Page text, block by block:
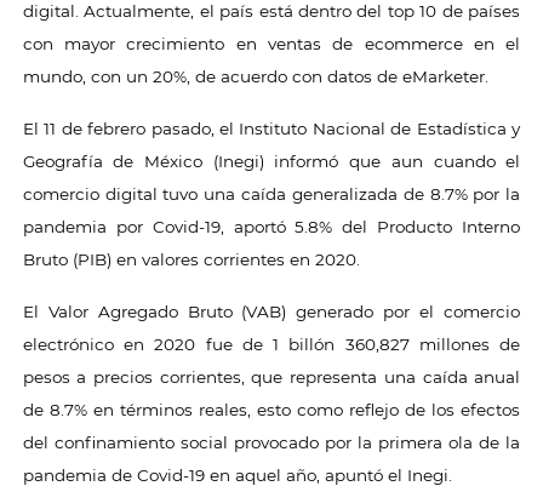
digital. Actualmente, el país está dentro del top 10 de países
con mayor crecimiento en ventas de ecommerce en el
mundo, con un 20%, de acuerdo con datos de eMarketer.
El 11 de febrero pasado, el Instituto Nacional de Estadística y
Geografía de México (Inegi) informó que aun cuando el
comercio digital tuvo una caída generalizada de 8.7% por la
pandemia por Covid-19, aportó 5.8% del Producto Interno
Bruto (PIB) en valores corrientes en 2020.
El Valor Agregado Bruto (VAB) generado por el comercio
electrónico en 2020 fue de 1 billón 360,827 millones de
pesos a precios corrientes, que representa una caída anual
de 8.7% en términos reales, esto como reflejo de los efectos
del confinamiento social provocado por la primera ola de la
pandemia de Covid-19 en aquel año, apuntó el Inegi.